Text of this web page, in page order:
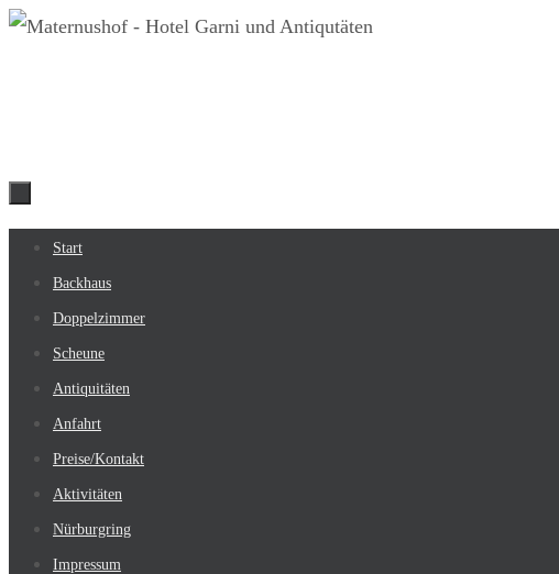
Zum
Zum
Inhalt
springen
Start
Backhaus
Doppelzimmer
Scheune
Antiquitäten
Anfahrt
Preise/Kontakt
Aktivitäten
Nürburgring
Impressum